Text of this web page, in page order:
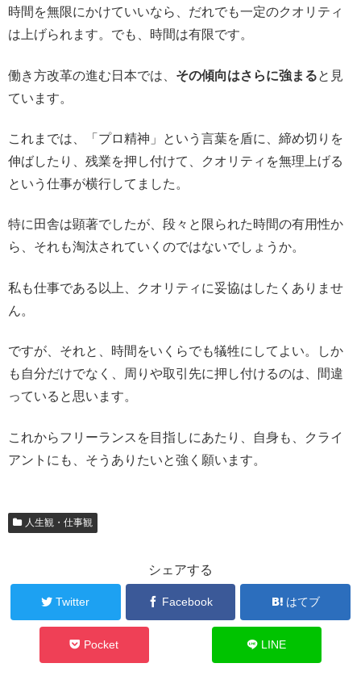
時間を無限にかけていいなら、だれでも一定のクオリティ
は上げられます。でも、時間は有限です。
働き方改革の進む日本では、 その傾向はさらに強まると見
ています。
これまでは、「プロ精神」という言葉を盾に、締め切りを
伸ばしたり、残業を押し付けて、クオリティを無理上げる
という仕事が横行してました。
特に田舎は顕著でしたが、段々と限られた時間の有用性か
ら、それも淘汰されていくのではないでしょうか。
私も仕事である以上、クオリティに妥協はしたくありませ
ん。
ですが、それと、時間をいくらでも犠牲にしてよい。しか
も自分だけでなく、周りや取引先に押し付けるのは、間違
っていると思います。
これからフリーランスを目指しにあたり、自身も、クライ
アントにも、そうありたいと強く願います。
人生観・仕事観
シェアする
Twitter Facebook はてブ
Pocket LINE